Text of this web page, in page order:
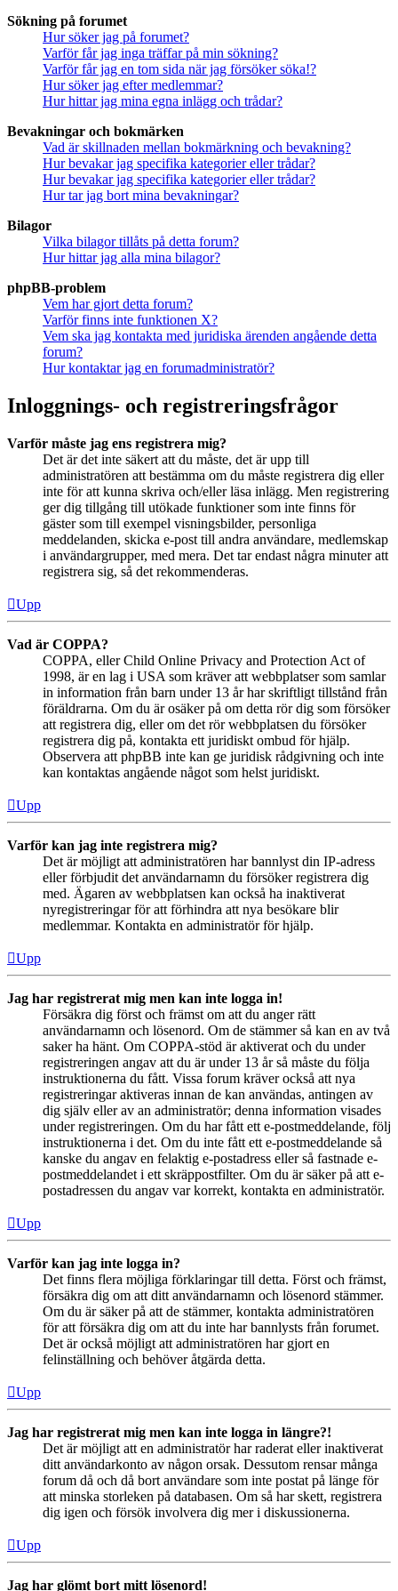
Sökning på forumet
Hur söker jag på forumet?
Varför får jag inga träffar på min sökning?
Varför får jag en tom sida när jag försöker söka!?
Hur söker jag efter medlemmar?
Hur hittar jag mina egna inlägg och trådar?
Bevakningar och bokmärken
Vad är skillnaden mellan bokmärkning och bevakning?
Hur bevakar jag specifika kategorier eller trådar?
Hur bevakar jag specifika kategorier eller trådar?
Hur tar jag bort mina bevakningar?
Bilagor
Vilka bilagor tillåts på detta forum?
Hur hittar jag alla mina bilagor?
phpBB-problem
Vem har gjort detta forum?
Varför finns inte funktionen X?
Vem ska jag kontakta med juridiska ärenden angående detta
forum?
Hur kontaktar jag en forumadministratör?
Inloggnings- och registreringsfrågor
Varför måste jag ens registrera mig?
Det är det inte säkert att du måste, det är upp till
administratören att bestämma om du måste registrera dig eller
inte för att kunna skriva och/eller läsa inlägg. Men registrering
ger dig tillgång till utökade funktioner som inte finns för
gäster som till exempel visningsbilder, personliga
meddelanden, skicka e-post till andra användare, medlemskap
i användargrupper, med mera. Det tar endast några minuter att
registrera sig, så det rekommenderas.
Upp
Vad är COPPA?
COPPA, eller Child Online Privacy and Protection Act of
1998, är en lag i USA som kräver att webbplatser som samlar
in information från barn under 13 år har skriftligt tillstånd från
föräldrarna. Om du är osäker på om detta rör dig som försöker
att registrera dig, eller om det rör webbplatsen du försöker
registrera dig på, kontakta ett juridiskt ombud för hjälp.
Observera att phpBB inte kan ge juridisk rådgivning och inte
kan kontaktas angående något som helst juridiskt.
Upp
Varför kan jag inte registrera mig?
Det är möjligt att administratören har bannlyst din IP-adress
eller förbjudit det användarnamn du försöker registrera dig
med. Ägaren av webbplatsen kan också ha inaktiverat
nyregistreringar för att förhindra att nya besökare blir
medlemmar. Kontakta en administratör för hjälp.
Upp
Jag har registrerat mig men kan inte logga in!
Försäkra dig först och främst om att du anger rätt
användarnamn och lösenord. Om de stämmer så kan en av två
saker ha hänt. Om COPPA-stöd är aktiverat och du under
registreringen angav att du är under 13 år så måste du följa
instruktionerna du fått. Vissa forum kräver också att nya
registreringar aktiveras innan de kan användas, antingen av
dig själv eller av an administratör; denna information visades
under registreringen. Om du har fått ett e-postmeddelande, följ
instruktionerna i det. Om du inte fått ett e-postmeddelande så
kanske du angav en felaktig e-postadress eller så fastnade e-
postmeddelandet i ett skräppostfilter. Om du är säker på att e-
postadressen du angav var korrekt, kontakta en administratör.
Upp
Varför kan jag inte logga in?
Det finns flera möjliga förklaringar till detta. Först och främst,
försäkra dig om att ditt användarnamn och lösenord stämmer.
Om du är säker på att de stämmer, kontakta administratören
för att försäkra dig om att du inte har bannlysts från forumet.
Det är också möjligt att administratören har gjort en
felinställning och behöver åtgärda detta.
Upp
Jag har registrerat mig men kan inte logga in längre?!
Det är möjligt att en administratör har raderat eller inaktiverat
ditt användarkonto av någon orsak. Dessutom rensar många
forum då och då bort användare som inte postat på länge för
att minska storleken på databasen. Om så har skett, registrera
dig igen och försök involvera dig mer i diskussionerna.
Upp
Jag har glömt bort mitt lösenord!